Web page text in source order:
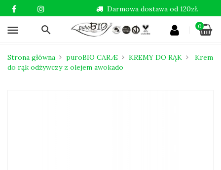
menu 0
Darmowa dostawa od 120zł.
Strona główna puroBIO CARÆ KREMY DO RĄK
Krem
do rąk odżywczy z olejem awokado